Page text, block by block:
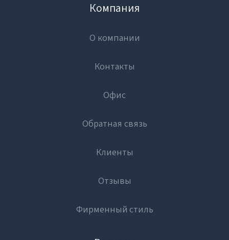
Компания
О компании
Контакты
Офис
Обратная связь
Клиенты
Отзывы
Фирменный стиль